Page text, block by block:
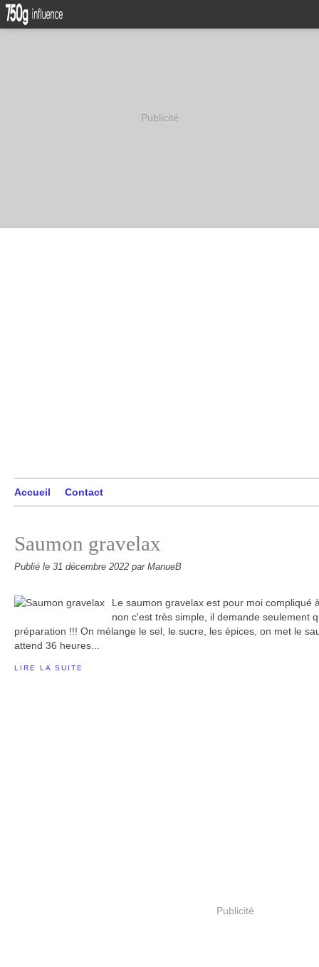
Publicité
Accueil Contact
Saumon gravelax
Publié le 31 décembre 2022 par ManueB
Le saumon gravelax est pour moi compliqué
non c'est très simple, il demande seulement
préparation !!! On mélange le sel, le sucre, les épices, on met le
attend 36 heures...
LIRE LA SUITE
Publicité